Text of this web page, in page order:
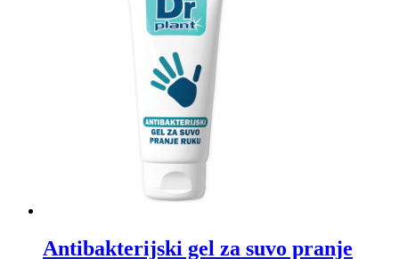
Antibakterijski gel za suvo pranje